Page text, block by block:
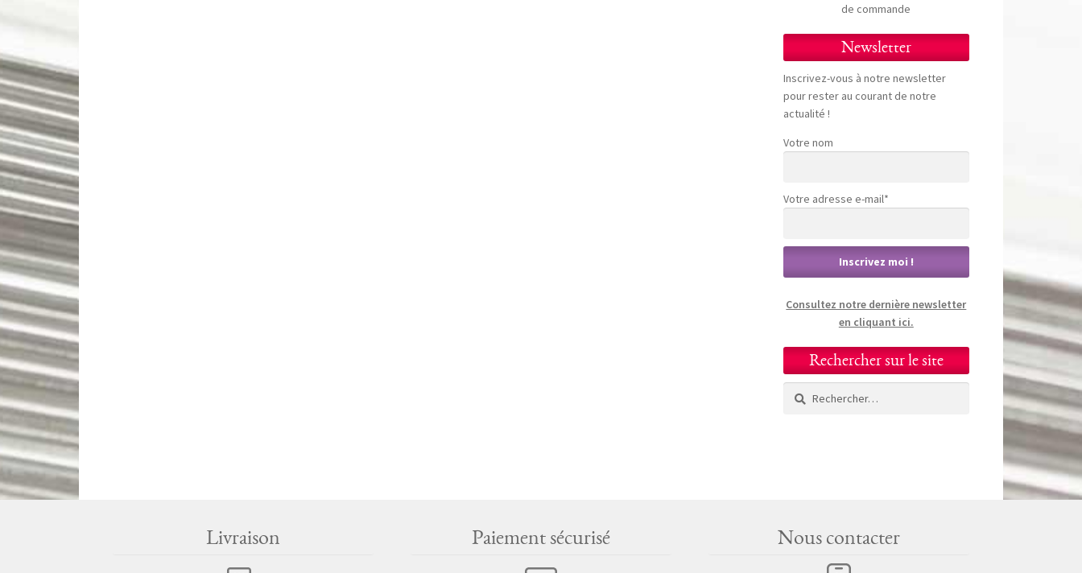
de commande
Newsletter
Inscrivez-vous à notre newsletter
pour rester au courant de notre
actualité !
Votre nom
Votre adresse e-mail*
Consultez notre dernière newsletter
en cliquant ici.
Rechercher sur le site
Rechercher :
Livraison Paiement sécurisé Nous contacter